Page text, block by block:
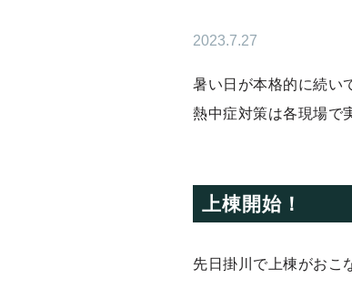
2023.7.27
暑い日が本格的に続い
熱中症対策は各現場で
上棟開始！
先日掛川で上棟がおこ